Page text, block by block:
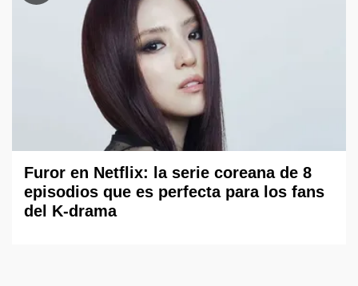
Furor en Netflix: la serie coreana de 8
episodios que es perfecta para los fans
del K-drama